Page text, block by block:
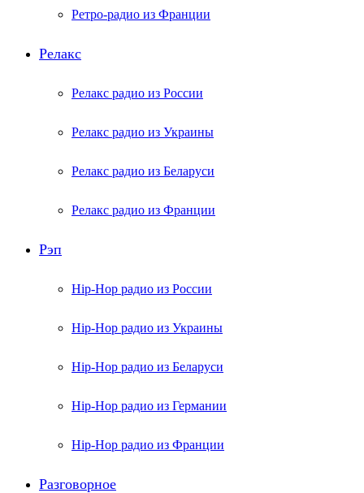
Ретро-радио из Франции
Релакс
Релакс радио из России
Релакс радио из Украины
Релакс радио из Беларуси
Релакс радио из Франции
Рэп
Hip-Hop радио из России
Hip-Hop радио из Украины
Hip-Hop радио из Беларуси
Hip-Hop радио из Германии
Hip-Hop радио из Франции
Разговорное